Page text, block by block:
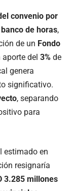
convenio por
banco de horas,
de un Fondo
del 3% de
genera
significativo.
, separando
para
estimado en
resignaría
3.285 millones